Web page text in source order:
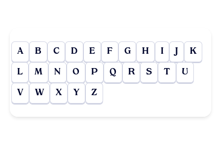
A B C D E F G H I J K
L M N O P Q R S T U
V W X Y Z